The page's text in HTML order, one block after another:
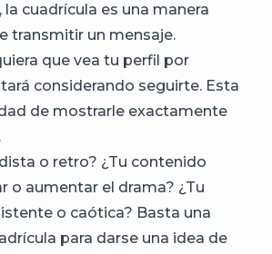
la cuadrícula es una manera
transmitir un mensaje.
que vea tu perfil por
considerando seguirte. Esta
de mostrarle exactamente
o retro? ¿Tu contenido
o aumentar el drama? ¿Tu
o caótica? Basta una
para darse una idea de